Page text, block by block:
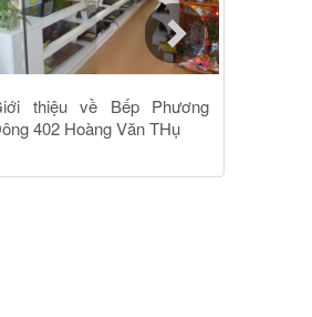
bên ngoài. Phòng xông
ướt là nồi hơi, tại nồi hơi
Một lợi ích quan trọng